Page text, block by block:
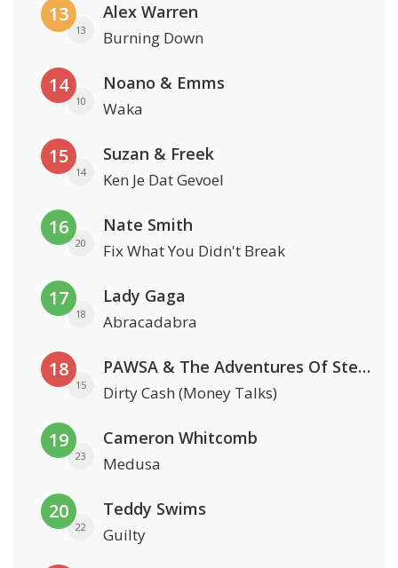
13
13
Alex Warren
Burning Down
14
10
Noano & Emms
Waka
15
14
Suzan & Freek
Ken Je Dat Gevoel
16
20
Nate Smith
Fix What You Didn't Break
17
18
Lady Gaga
Abracadabra
18
15
PAWSA & The Adventures Of Stevie V
Dirty Cash (Money Talks)
19
23
Cameron Whitcomb
Medusa
20
22
Teddy Swims
Guilty